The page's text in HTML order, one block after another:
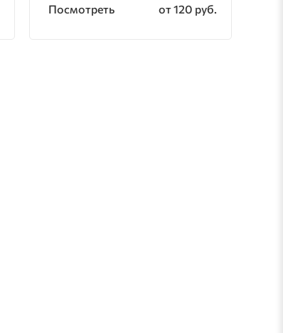
Посмотреть от 120 руб.